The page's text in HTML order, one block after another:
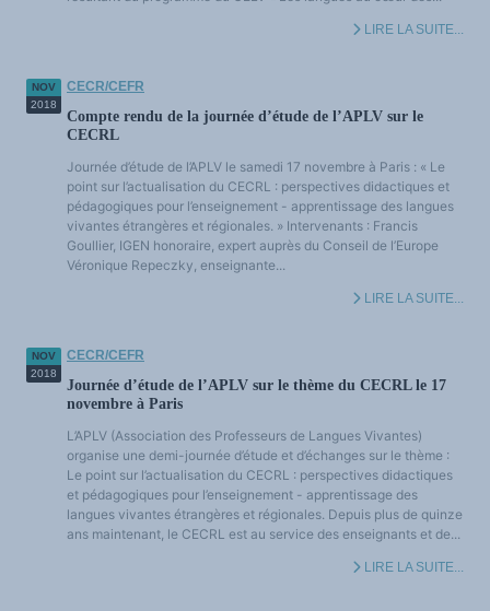
Politiques et droits linguistiques
Dynamique des langues
Langues et histoire
Langues, sciences et philosophie
Science ouverte
Terminologie
Textes de référence
DOSSIERS THÉMATIQUES
Education et recherche
Culture et industries culturelles
Economique et social
International
Accès au dictionnaire des anglicismes
Actualités
Manifestations
Les victoires du plurilinguisme
Chroniques et humeurs
Courrier des lecteurs
Morceaux choisis
Anglicismes-anglicisation
Humour et plurilinguisme
LIRE LA SUITE...
NOV
2018
CECR/CEFR
Compte rendu de la journée d’étude de l’APLV sur le
CECRL
Journée d’étude de l’APLV le samedi 17 novembre à Paris : « Le
point sur l’actualisation du CECRL : perspectives didactiques et
pédagogiques pour l’enseignement - apprentissage des langues
vivantes étrangères et régionales. » Intervenants : Francis
Goullier, IGEN honoraire, expert auprès du Conseil de l’Europe
Véronique Repeczky, enseignante...
LIRE LA SUITE...
NOV
2018
CECR/CEFR
Journée d’étude de l’APLV sur le thème du CECRL le 17
novembre à Paris
L’APLV (Association des Professeurs de Langues Vivantes)
organise une demi-journée d’étude et d’échanges sur le thème :
Le point sur l’actualisation du CECRL : perspectives didactiques
et pédagogiques pour l’enseignement - apprentissage des
langues vivantes étrangères et régionales. Depuis plus de quinze
ans maintenant, le CECRL est au service des enseignants et de...
LIRE LA SUITE...